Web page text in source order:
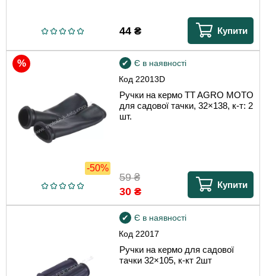
44₴ Купити
Код 22013D
-50%
Є в наявності
Ручки на кермо TT AGRO MOTO
для садової тачки, 32×138, к-т: 2
шт.
30₴
59₴
Купити
Код 22017
Є в наявності
Ручки на кермо для садової
тачки 32×105, к-кт 2шт